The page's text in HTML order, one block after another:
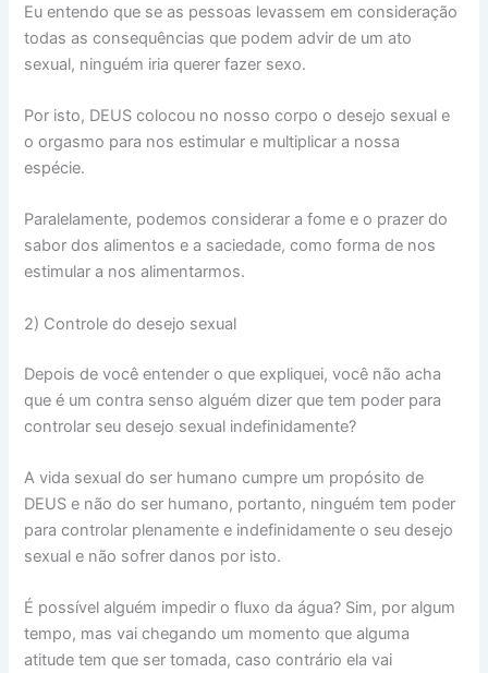
Eu entendo que se as pessoas levassem em consideração
todas as consequências que podem advir de um ato
sexual, ninguém iria querer fazer sexo.
Por isto, DEUS colocou no nosso corpo o desejo sexual e
o orgasmo para nos estimular e multiplicar a nossa
espécie.
Paralelamente, podemos considerar a fome e o prazer do
sabor dos alimentos e a saciedade, como forma de nos
estimular a nos alimentarmos.
2) Controle do desejo sexual
Depois de você entender o que expliquei, você não acha
que é um contra senso alguém dizer que tem poder para
controlar seu desejo sexual indefinidamente?
A vida sexual do ser humano cumpre um propósito de
DEUS e não do ser humano, portanto, ninguém tem poder
para controlar plenamente e indefinidamente o seu desejo
sexual e não sofrer danos por isto.
É possível alguém impedir o fluxo da água? Sim, por algum
tempo, mas vai chegando um momento que alguma
atitude tem que ser tomada, caso contrário ela vai